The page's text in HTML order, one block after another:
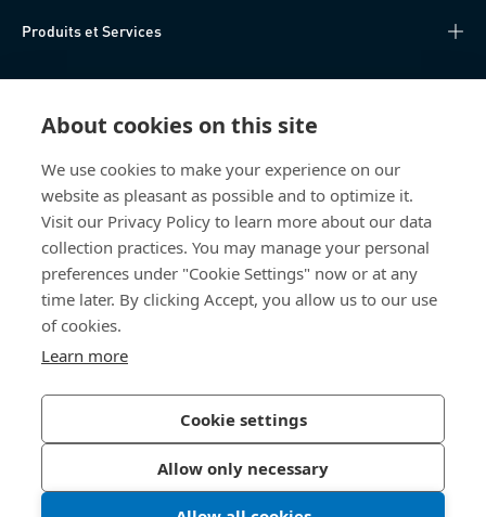
About cookies on this site
We use cookies to make your experience on our
website as pleasant as possible and to optimize it.
Visit our Privacy Policy to learn more about our data
collection practices. You may manage your personal
preferences under "Cookie Settings" now or at any
time later. By clicking Accept, you allow us to our use
of cookies.
Learn more
Cookie settings
Allow only necessary
Produits et Services
Centre de connaissances
Qui sommes-nous
Bossard France
14, rue des Tuileries
67460 Souffelweyersheim
Politique de confidentialité